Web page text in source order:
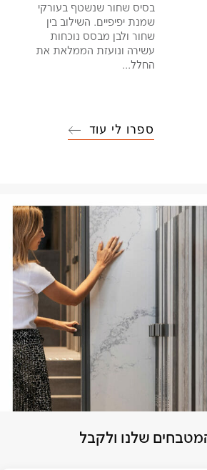
בסיס שחור שנשטף בעורקי
שמנת יפיפיים. השילוב בין
שחור ולבן מבסס נוכחות
עשירה ונועזת הממלאת את
החלל...
ספרו לי עוד
שלנו ולקבל